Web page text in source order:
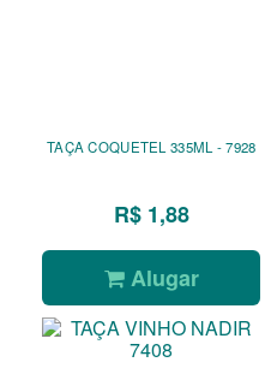
TAÇA COQUETEL 335ML - 7928
R$ 1,88
Alugar